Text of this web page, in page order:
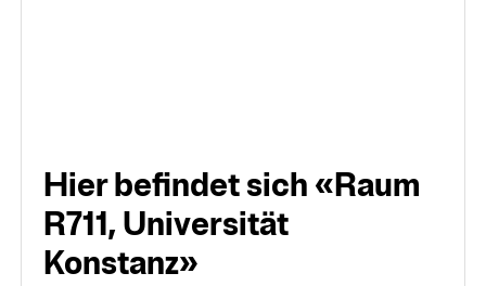
Hier befindet sich «Raum
R711, Universität
Konstanz»